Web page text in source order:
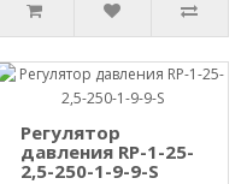
Регулятор
давления RP-1-25-
2,5-250-1-9-9-S